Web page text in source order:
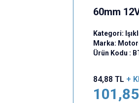
60mm
Kategori:
Marka:
Ürün Kodu :
84,88 TL +
101,85